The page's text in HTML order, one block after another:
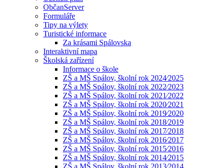
ObčanServer
Formuláře
Tipy na výlety
Turistické informace
Za krásami Spálovska
Interaktivní mapa
Školská zařízení
Informace o škole
ZŠ a MŠ Spálov, školní rok 2024⁄2025
ZŠ a MŠ Spálov, školní rok 2022⁄2023
ZŠ a MŠ Spálov, školní rok 2021⁄2022
ZŠ a MŠ Spálov, školní rok 2020⁄2021
ZŠ a MŠ Spálov, školní rok 2019⁄2020
ZŠ a MŠ Spálov, školní rok 2018⁄2019
ZŠ a MŠ Spálov, školní rok 2017⁄2018
ZŠ a MŠ Spálov, školní rok 2016⁄2017
ZŠ a MŠ Spálov, školní rok 2015⁄2016
ZŠ a MŠ Spálov, školní rok 2014⁄2015
ZŠ a MŠ Spálov, školní rok 2013⁄2014